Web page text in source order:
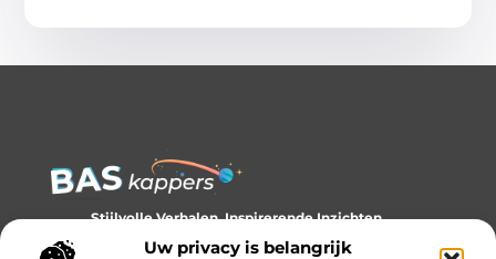
Uw privacy is belangrijk
Stijlvolle Verhalen, Inspirerende Inzichten.
Ontdek trends, tips en verhalen die je kijk op stijl verrijken.